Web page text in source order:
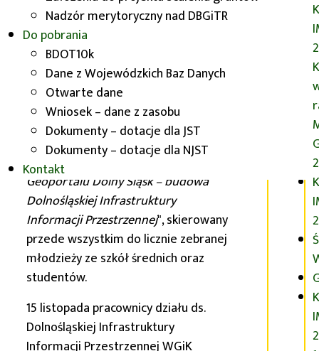
Nadzór merytoryczny nad DBGiTR
Do pobrania
BDOT10k
Dane z Wojewódzkich Baz Danych
Otwarte dane
Wniosek – dane z zasobu
Dokumenty – dotacje dla JST
Dokumenty – dotacje dla NJST
Kontakt
Kartografii UMWD, ulotki dotyczące
projektu „Rozbudowa Geoportalu
Dolny Śląsk", mapy oraz upominki
reklamowe Dolnego Śląska.
Podczas sesji wykładowej Iwona
Nakonieczna (dyrektor Wydziału
Geodezji i Kartografii UMWD)
wygłosiła referat pt. „
Rozbudowa
GeoportaluDolny Śląsk – budowa
Dolnośląskiej Infrastruktury
Informacji Przestrzennej", skierowany
przede wszystkim do licznie zebranej
młodzieży ze szkół średnich oraz
studentów.
15 listopada pracownicy działu ds.
Dolnośląskiej Infrastruktury
Informacji PrzestrzennejWGiK